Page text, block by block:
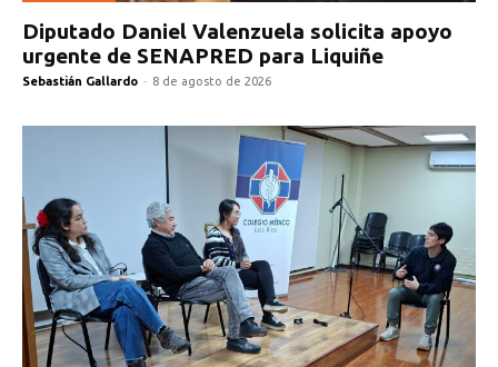
Diputado Daniel Valenzuela solicita apoyo
urgente de SENAPRED para Liquiñe
Sebastián Gallardo - 8 de agosto de 2026